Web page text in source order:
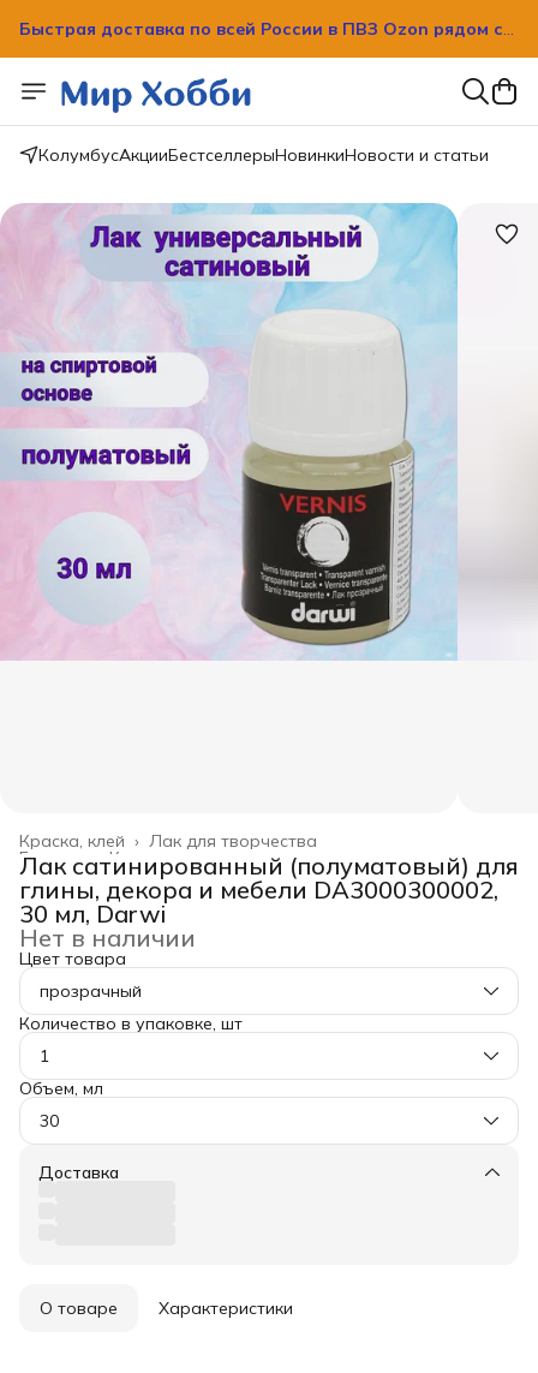
Быстрая доставка по всей России в ПВЗ Ozon рядом с
Быстрая доставка по всей России в ПВЗ Ozon рядом с
вашим домом!
КолумбусАкцииБестселлерыНовинкиНовости и статьи
Лак для творчества
Краска, клей ›
Канцелярские товары ›
Главная ›
Лак сатинированный (полуматовый) для
глины, декора и мебели DA3000300002,
30 мл, Darwi
Нет в наличии
Цвет товара
прозрачный
Количество в упаковке, шт
1
Объем, мл
30
Доставка
О товаре Характеристики